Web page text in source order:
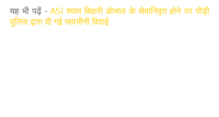
यह भी पढ़ें -ASI श्याम बिहारी डोभाल के सेवानिवृत होने पर पौड़ी
पुलिस द्वारा दी गई भावभीनी विदाई